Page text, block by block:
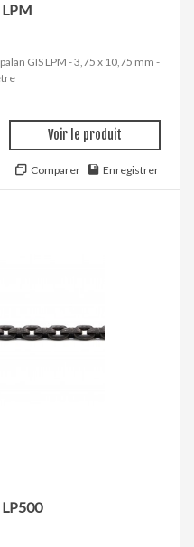
LPM
GIS LPM - 3,75 x 10,75 mm -
Voir le produit
Comparer Enregistrer
LP500